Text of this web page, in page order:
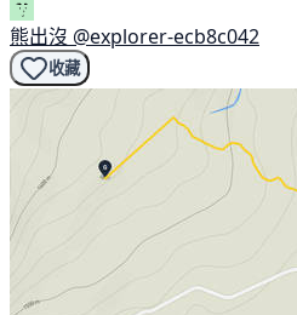
熊出沒 @explorer-ecb8c042
收藏